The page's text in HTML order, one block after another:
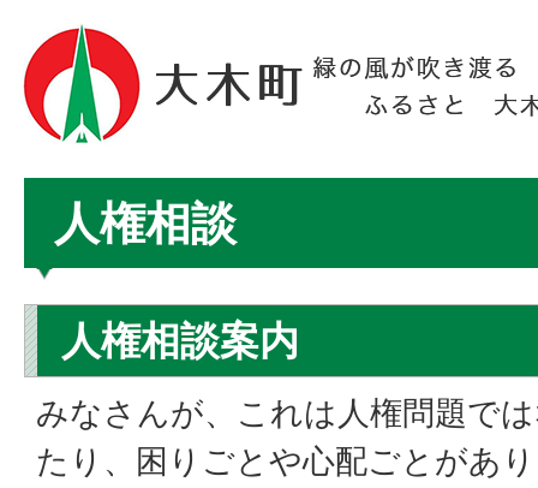
人権相談
人権相談案内
みなさんが、これは人権問題で
たり、困りごとや心配ごとがあ